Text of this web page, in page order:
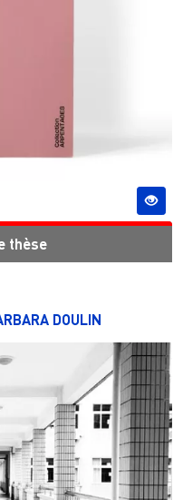
thèse
DOULIN